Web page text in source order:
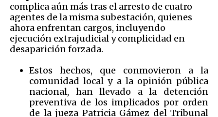
complica aún más tras el arresto de cuatro
agentes de la misma subestación, quienes
ahora enfrentan cargos, incluyendo
ejecución extrajudicial y complicidad en
desaparición forzada.
Estos hechos, que conmovieron a la
comunidad local y a la opinión pública
nacional, han llevado a la detención
preventiva de los implicados por orden
de la jueza Patricia Gámez del Tribunal